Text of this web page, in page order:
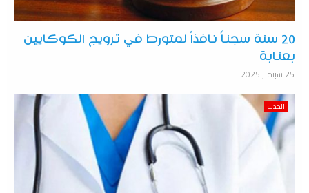
20 سنة سجناً نافذاً لمتورط في ترويج الكوكايين
بعنابة
25 سبتمبر 2025
الحدث